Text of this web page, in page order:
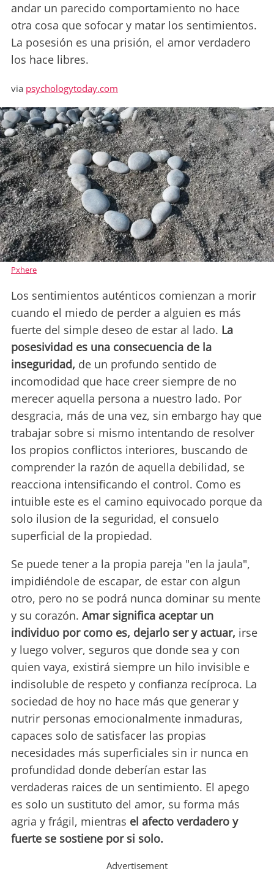
andar un parecido comportamiento no hace
otra cosa que sofocar y matar los sentimientos.
La posesión es una prisión, el amor verdadero
los hace libres.
via psychologytoday.com
Pxhere
Los sentimientos auténticos comienzan a morir
cuando el miedo de perder a alguien es más
fuerte del simple deseo de estar al lado. La
posesividad es una consecuencia de la
inseguridad, de un profundo sentido de
incomodidad que hace creer siempre de no
merecer aquella persona a nuestro lado. Por
desgracia, más de una vez, sin embargo hay que
trabajar sobre si mismo intentando de resolver
los propios conflictos interiores, buscando de
comprender la razón de aquella debilidad, se
reacciona intensificando el control. Como es
intuible este es el camino equivocado porque da
solo ilusion de la seguridad, el consuelo
superficial de la propiedad.
Se puede tener a la propia pareja "en la jaula",
impidiéndole de escapar, de estar con algun
otro, pero no se podrá nunca dominar su mente
y su corazón. Amar significa aceptar un
individuo por como es, dejarlo ser y actuar, irse
y luego volver, seguros que donde sea y con
quien vaya, existirá siempre un hilo invisible e
indisoluble de respeto y confianza recíproca. La
sociedad de hoy no hace más que generar y
nutrir personas emocionalmente inmaduras,
capaces solo de satisfacer las propias
necesidades más superficiales sin ir nunca en
profundidad donde deberían estar las
verdaderas raices de un sentimiento. El apego
es solo un sustituto del amor, su forma más
agria y frágil, mientras el afecto verdadero y
fuerte se sostiene por si solo.
Advertisement